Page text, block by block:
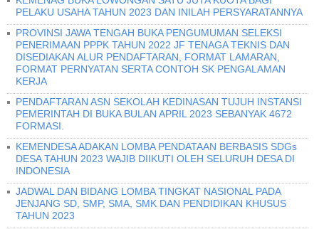
PELAKU USAHA TAHUN 2023 DAN INILAH PERSYARATANNYA
PROVINSI JAWA TENGAH BUKA PENGUMUMAN SELEKSI
PENERIMAAN PPPK TAHUN 2022 JF TENAGA TEKNIS DAN
DISEDIAKAN ALUR PENDAFTARAN, FORMAT LAMARAN,
FORMAT PERNYATAN SERTA CONTOH SK PENGALAMAN
KERJA
PENDAFTARAN ASN SEKOLAH KEDINASAN TUJUH INSTANSI
PEMERINTAH DI BUKA BULAN APRIL 2023 SEBANYAK 4672
FORMASI.
KEMENDESA ADAKAN LOMBA PENDATAAN BERBASIS SDGs
DESA TAHUN 2023 WAJIB DIIKUTI OLEH SELURUH DESA DI
INDONESIA
JADWAL DAN BIDANG LOMBA TINGKAT NASIONAL PADA
JENJANG SD, SMP, SMA, SMK DAN PENDIDIKAN KHUSUS
TAHUN 2023